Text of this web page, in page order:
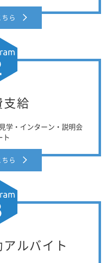
ら
支給
学・インターン・説明会
ト
ら
ルバイト